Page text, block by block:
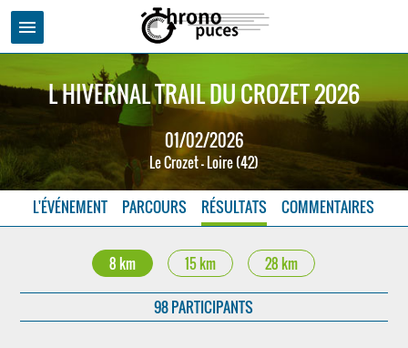
menu
L HIVERNAL TRAIL DU CROZET 2026
01/02/2026
Le Crozet - Loire (42)
L'ÉVÉNEMENT PARCOURS RÉSULTATS COMMENTAIRES
8 km 15 km 28 km
98 PARTICIPANTS